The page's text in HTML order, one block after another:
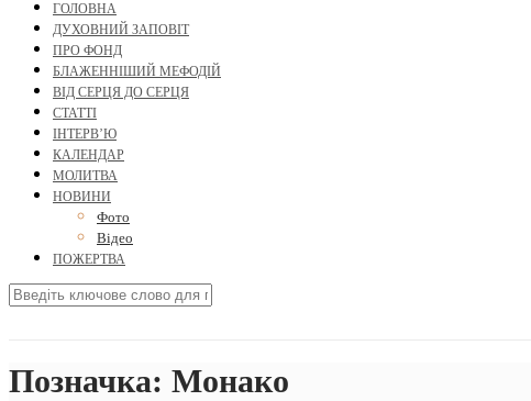
ГОЛОВНА
ДУХОВНИЙ ЗАПОВІТ
ПРО ФОНД
БЛАЖЕННІШИЙ МЕФОДІЙ
ВІД СЕРЦЯ ДО СЕРЦЯ
СТАТТІ
ІНТЕРВ’Ю
КАЛЕНДАР
МОЛИТВА
НОВИНИ
Фото
Відео
ПОЖЕРТВА
Позначка: Монако